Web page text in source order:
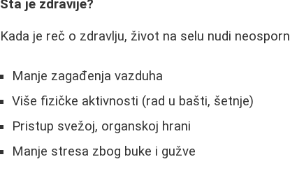
Šta je zdravije?
Kada je reč o zdravlju, život na selu nudi
Manje zagađenja vazduha
Više fizičke aktivnosti (rad u bašti, šetnje)
Pristup svežoj, organskoj hrani
Manje stresa zbog buke i gužve